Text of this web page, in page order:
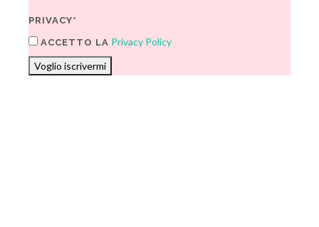
PRIVACY*
ACCETTO LA Privacy Policy
Voglio iscrivermi